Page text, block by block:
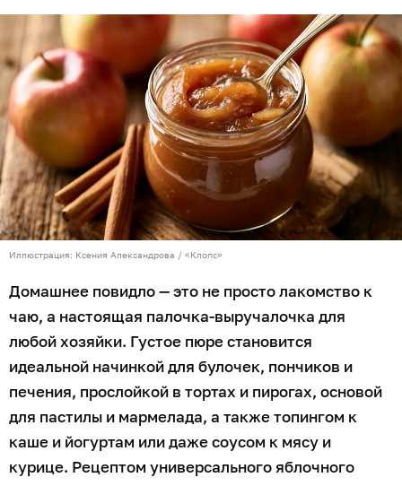
Иллюстрация: Ксения Александрова / «Клопс»
Домашнее повидло — это не просто лакомство к
чаю, а настоящая палочка-выручалочка для
любой хозяйки. Густое пюре становится
идеальной начинкой для булочек, пончиков и
печения, прослойкой в тортах и пирогах, основой
для пастилы и мармелада, а также топингом к
каше и йогуртам или даже соусом к мясу и
курице. Рецептом универсального яблочного